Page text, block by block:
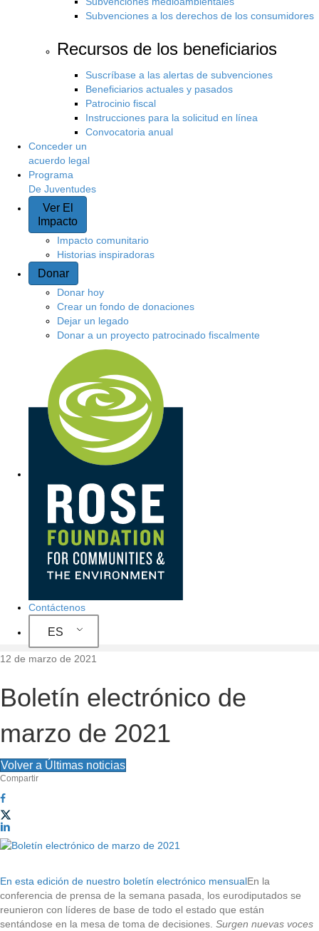
Subvenciones a los derechos de los consumidores
Recursos de los beneficiarios
Suscríbase a las alertas de subvenciones
Beneficiarios actuales y pasados
Patrocinio fiscal
Instrucciones para la solicitud en línea
Convocatoria anual
Conceder un
acuerdo legal
Programa
De Juventudes
Ver El
Impacto
Impacto comunitario
Historias inspiradoras
Donar
Donar hoy
Crear un fondo de donaciones
Dejar un legado
Donar a un proyecto patrocinado fiscalmente
d
e
i
t
i
o
Contáctenos
ES
12 de marzo de 2021
Boletín electrónico de
marzo de 2021
Volver a Últimas noticias
Compartir
En esta edición de nuestro boletín electrónico mensualEn la
conferencia de prensa de la semana pasada, los eurodiputados se
reunieron con líderes de base de todo el estado que están
sentándose en la mesa de toma de decisiones. Surgen nuevas voces